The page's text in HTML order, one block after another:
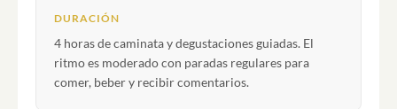
DURACIÓN
4 horas de caminata y degustaciones guiadas. El
ritmo es moderado con paradas regulares para
comer, beber y recibir comentarios.